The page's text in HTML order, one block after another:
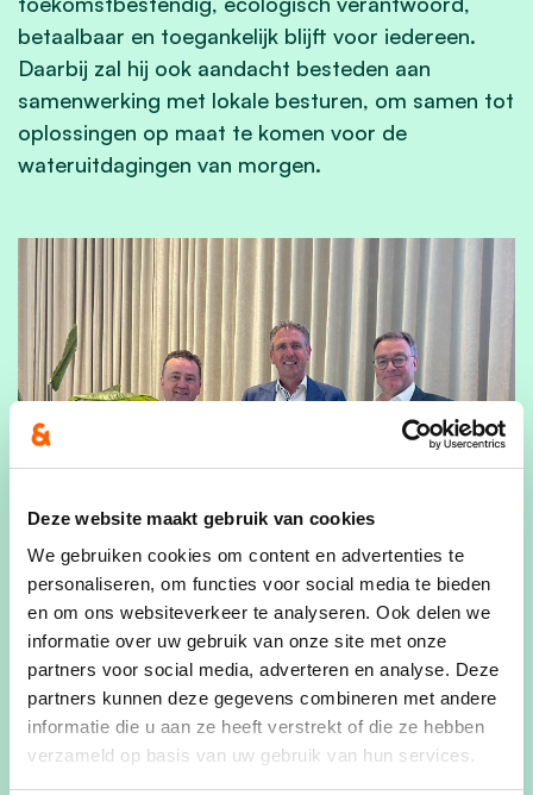
Deze website maakt gebruik van cookies
We gebruiken cookies om content en advertenties te
personaliseren, om functies voor social media te bieden
en om ons websiteverkeer te analyseren. Ook delen we
informatie over uw gebruik van onze site met onze
partners voor social media, adverteren en analyse. Deze
partners kunnen deze gegevens combineren met andere
informatie die u aan ze heeft verstrekt of die ze hebben
verzameld op basis van uw gebruik van hun services.
betaalbaar en toegankelijk blijft voor iedereen.
Daarbij zal hij ook aandacht besteden aan
samenwerking met lokale besturen, om samen tot
oplossingen op maat te komen voor de
wateruitdagingen van morgen.